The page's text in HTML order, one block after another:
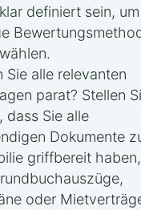
definiert sein,
Sie alle relevanten
parat? Stellen
dass Sie alle
Dokumente
griffbereit
oder